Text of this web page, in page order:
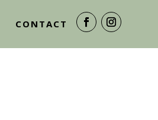
CONTACT